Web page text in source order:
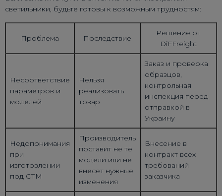
светильники, будьте готовы к возможным трудностям:
Проблема Последствие
Решение от
DiFFreight
Несоответствие
параметров и
моделей
Нельзя
реализовать
товар
Заказ и проверка
образцов,
контрольная
инспекция перед
отправкой в
Украину
Недопонимания
при
изготовлении
под СТМ
Производитель
поставит не те
модели или не
внесет нужные
изменения
Внесение в
контракт всех
требований
заказчика